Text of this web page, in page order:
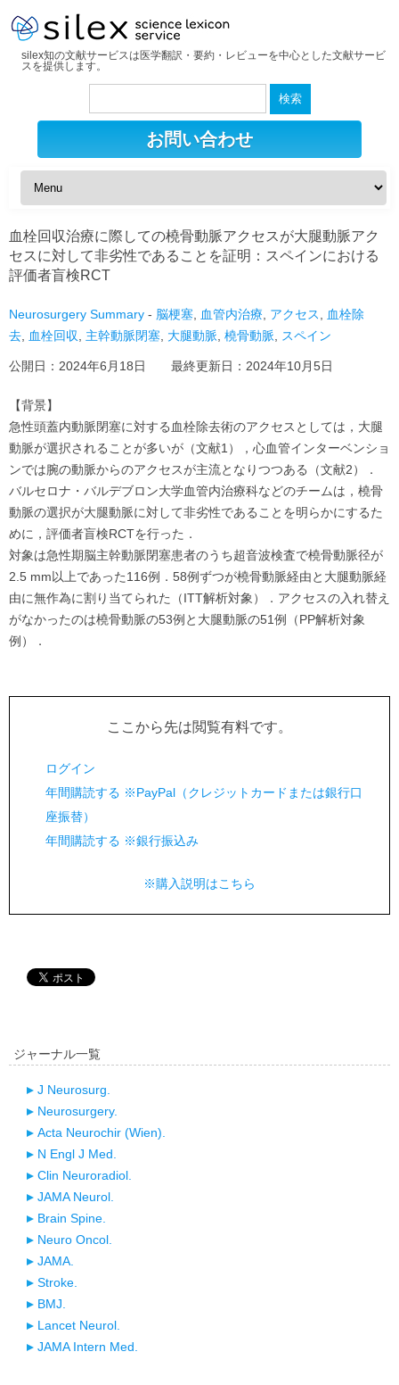
silex知の文献サービスは医学翻訳・要約・レビューを中心とした文献サービ
スを提供します。
検
お問い合わせ
血栓回収治療に際しての橈骨動脈アクセスが大腿動脈アク
セスに対して非劣性であることを証明：スペインにおける
評価者盲検RCT
Neurosurgery Summary - 脳梗塞 血管内治療 アクセス
血栓除
去
血栓回収 主幹動脈閉塞 大腿動脈 橈骨動脈 スペイン
公開日： 2024年6月18日 最終更新日： 2024年10月5日
【背景】
急性頭蓋内動脈閉塞に対する血栓除去術のアクセスとしては，大腿
動脈が選択されることが多いが（文献1），心血管インターベンショ
ンでは腕の動脈からのアクセスが主流となりつつある（文献2）．
バルセロナ・バルデブロン大学血管内治療科などのチームは，橈骨
動脈の選択が大腿動脈に対して非劣性であることを明らかにするた
めに，評価者盲検RCTを行った．
対象は急性期脳主幹動脈閉塞患者のうち超音波検査で橈骨動脈径が
2.5 mm以上であった116例．58例ずつが橈骨動脈経由と大腿動脈経
由に無作為に割り当てられた（ITT解析対象）．アクセスの入れ替え
がなかったのは橈骨動脈の53例と大腿動脈の51例（PP解析対象
例）．
ここから先は閲覧有料です。
ログイン
年間購読する ※PayPal（クレジットカードまたは銀行口
座振替）
年間購読する ※銀行振込み
※購入説明はこちら
ジャーナル一覧
J Neurosurg.
Neurosurgery.
Acta Neurochir (Wien).
N Engl J Med.
Clin Neuroradiol.
JAMA Neurol.
Brain Spine.
Neuro Oncol.
JAMA.
Stroke.
BMJ.
Lancet Neurol.
JAMA Intern Med.